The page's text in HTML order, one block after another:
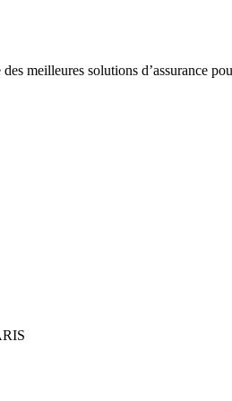
meilleures solutions d’assurance